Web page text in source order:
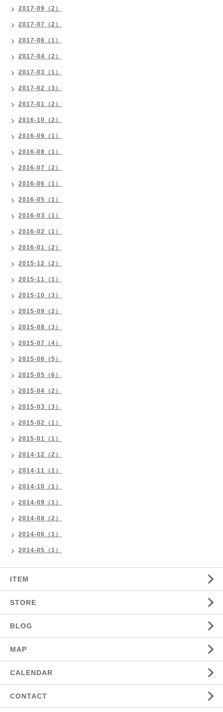
2017-09（2）
2017-07（2）
2017-06（1）
2017-04（2）
2017-03（1）
2017-02（3）
2017-01（2）
2016-10（2）
2016-09（1）
2016-08（1）
2016-07（2）
2016-06（1）
2016-05（1）
2016-03（1）
2016-02（1）
2016-01（2）
2015-12（2）
2015-11（1）
2015-10（3）
2015-09（2）
2015-08（3）
2015-07（4）
2015-06（5）
2015-05（6）
2015-04（2）
2015-03（3）
2015-02（1）
2015-01（1）
2014-12（2）
2014-11（1）
2014-10（1）
2014-09（1）
2014-08（2）
2014-06（1）
2014-05（1）
ITEM
STORE
BLOG
MAP
CALENDAR
CONTACT